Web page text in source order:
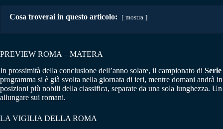
Cosa troverai in questo articolo: mostra
PREVIEW ROMA – MATERA
In prossimità della conclusione dell’anno solare, il campionato di
programma si è già svolta nella giornata di ieri, mentre domani andrà
posizioni più nobili della classifica, separate da una sola lunghezza.
allungare sui romani.
LA VIGILIA DELLA ROMA